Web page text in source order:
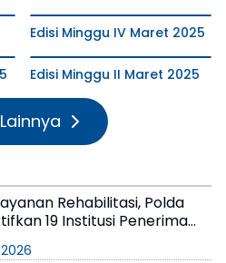
Edisi Minggu IV Maret 2025
Edisi Minggu II Maret 2025
Rehabilitasi, Polda
19 Institusi Penerima